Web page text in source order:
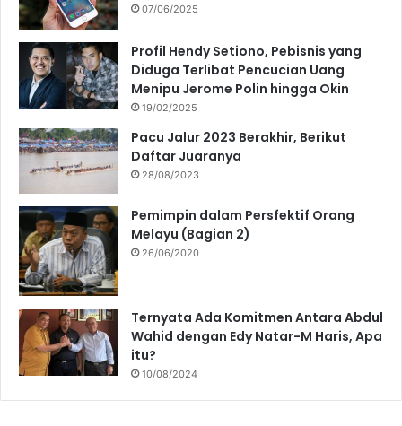
07/06/2025
Profil Hendy Setiono, Pebisnis yang
Diduga Terlibat Pencucian Uang
Menipu Jerome Polin hingga Okin
19/02/2025
Pacu Jalur 2023 Berakhir, Berikut
Daftar Juaranya
28/08/2023
Pemimpin dalam Persfektif Orang
Melayu (Bagian 2)
26/06/2020
Ternyata Ada Komitmen Antara Abdul
Wahid dengan Edy Natar-M Haris, Apa
itu?
10/08/2024